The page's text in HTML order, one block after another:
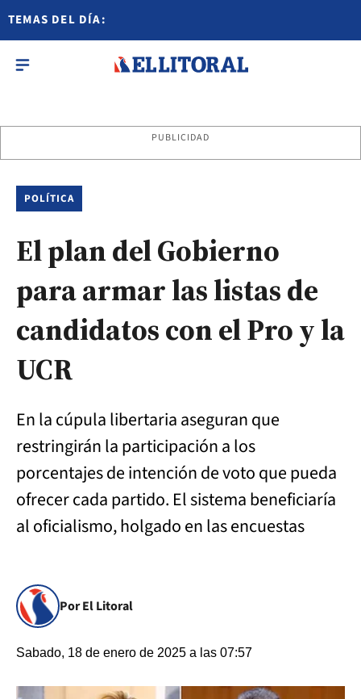
TEMAS DEL DÍA:
PUBLICIDAD
POLÍTICA
El plan del Gobierno
para armar las listas de
candidatos con el Pro y la
UCR
En la cúpula libertaria aseguran que
restringirán la participación a los
porcentajes de intención de voto que pueda
ofrecer cada partido. El sistema beneficiaría
al oficialismo, holgado en las encuestas
Por El Litoral
Sabado, 18 de enero de 2025 a las 07:57